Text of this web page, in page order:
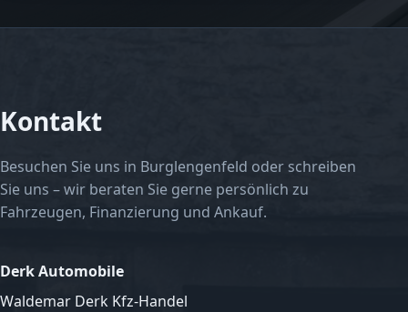
Kontakt
Besuchen Sie uns in Burglengenfeld oder schreiben
Sie uns – wir beraten Sie gerne persönlich zu
Fahrzeugen, Finanzierung und Ankauf.
Derk Automobile
Waldemar Derk Kfz-Handel